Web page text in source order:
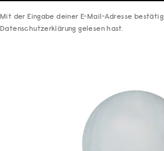
Mit der Eingabe deiner E-Mail-Adresse
Datenschutzerklärung gelesen hast.